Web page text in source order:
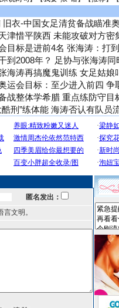
旧衣-中国女足清贫备战瞄准
津惜平陕西 未能攻破对方密
目标是进前4名 张海涛：打
到2008年？ 足协与张海涛同
海涛再搞魔鬼训练 女足姑娘
运会目标：至少进入前四 争
战整体学希腊 重点练防守目
酷刑”练体能 海涛否认有队员
匿名发出：
文明。